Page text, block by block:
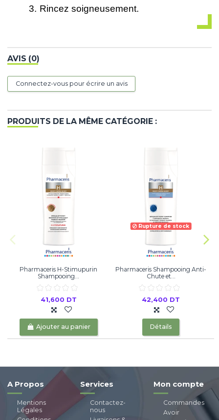
3. Rincez soigneusement.
AVIS (0)
Connectez-vous pour écrire un avis
PRODUITS DE LA MÊME CATÉGORIE :
Pharmaceris H-Stimupurin
Shampooing...
41,600 DT
Ajouter au panier
Rupture de stock
Pharmaceris Shampooing Anti-
Chute et...
42,400 DT
Détails
A Propos
Mentions
Légales
Services
Contactez-
nous
Mon compte
Commandes
Avoir